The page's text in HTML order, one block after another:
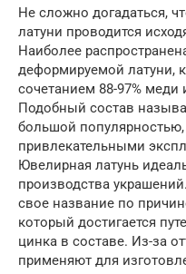
Не сложно догадаться,
латуни проводится
Наиболее
деформируемой латуни,
сочетанием 88-97% меди
Подобный состав
большой популярностью,
привлекательными
Ювелирная латунь
производства
свое название по
который достигается
цинка в составе. Из-за
применяют для